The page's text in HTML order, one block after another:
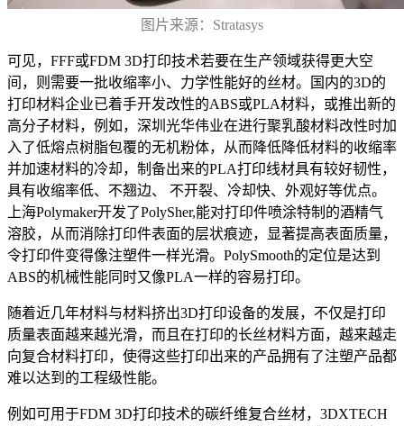
图片来源：Stratasys
可见，FFF或FDM 3D打印技术若要在生产领域获得更大空
间，则需要一批收缩率小、力学性能好的丝材。国内的3D的
打印材料企业已着手开发改性的ABS或PLA材料，或推出新的
高分子材料，例如，深圳光华伟业在进行聚乳酸材料改性时加
入了低熔点树脂包覆的无机粉体，从而降低降低材料的收缩率
并加速材料的冷却，制备出来的PLA打印线材具有较好韧性，
具有收缩率低、不翘边、 不开裂、冷却快、外观好等优点。
上海Polymaker开发了PolySher,能对打印件喷涂特制的酒精气
溶胶，从而消除打印件表面的层状痕迹，显著提高表面质量，
令打印件变得像注塑件一样光滑。PolySmooth的定位是达到
ABS的机械性能同时又像PLA一样的容易打印。
随着近几年材料与材料挤出3D打印设备的发展，不仅是打印
质量表面越来越光滑，而且在打印的长丝材料方面，越来越走
向复合材料打印，使得这些打印出来的产品拥有了注塑产品都
难以达到的工程级性能。
例如可用于FDM 3D打印技术的碳纤维复合丝材，3DXTECH